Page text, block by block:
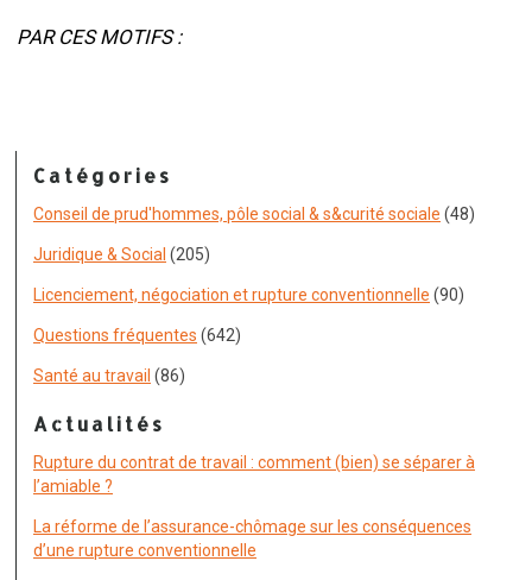
PAR CES MOTIFS :
Catégories
Conseil de prud'hommes, pôle social & s&curité sociale (48)
Juridique & Social (205)
Licenciement, négociation et rupture conventionnelle (90)
Questions fréquentes (642)
Santé au travail (86)
Actualités
Rupture du contrat de travail : comment (bien) se séparer à
l’amiable ?
La réforme de l’assurance-chômage sur les conséquences
d’une rupture conventionnelle